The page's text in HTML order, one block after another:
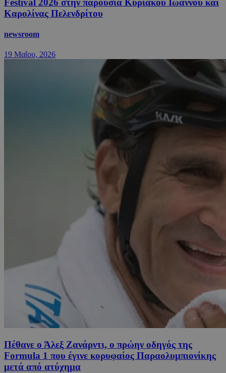
Festival 2026 στην παρουσία Κυριάκου Ιωάννου και
Καρολίνας Πελενδρίτου
newsroom
19 Μαΐου, 2026
Πέθανε ο Άλεξ Ζανάρντι, o πρώην οδηγός της
Formula 1 που έγινε κορυφαίος Παραολυμπιονίκης
μετά από ατύχημα